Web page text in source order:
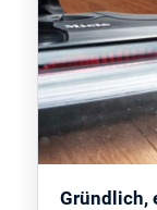
Gründlich,